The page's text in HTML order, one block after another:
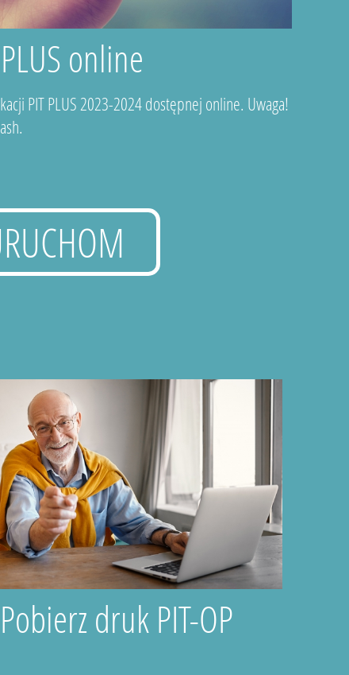
online
PIT PLUS 2023-2024 dostępnej online. Uwaga!
Pobierz druk PIT-OP